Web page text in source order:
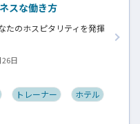
スな働き方
たのホスピタリティを発揮
日
トレーナー
ホテル